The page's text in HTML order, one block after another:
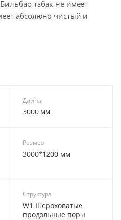
табак не имеет
абсолюно чистый и
Длина
3000 мм
Размер
3000*1200 мм
Структура
W1 Шероховатые
продольные поры